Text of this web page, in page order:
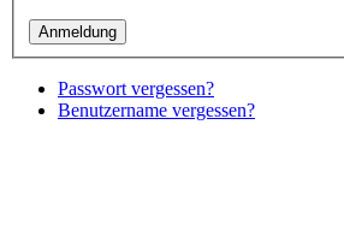
Passwort vergessen?
Benutzername vergessen?